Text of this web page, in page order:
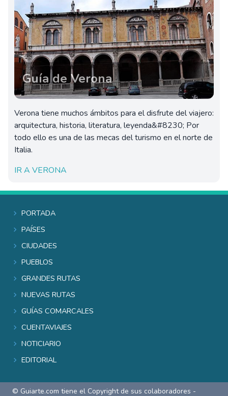
Guía de Verona
Verona tiene muchos ámbitos para el disfrute del viajero:
arquitectura, historia, literatura, leyenda&#8230; Por
todo ello es una de las mecas del turismo en el norte de
Italia.
IR A VERONA
Portada
Países
Ciudades
Pueblos
Grandes rutas
Nuevas rutas
Guías comarcales
Cuentaviajes
Noticiario
Editorial
© Guiarte.com tiene el Copyright de sus colaboradores -